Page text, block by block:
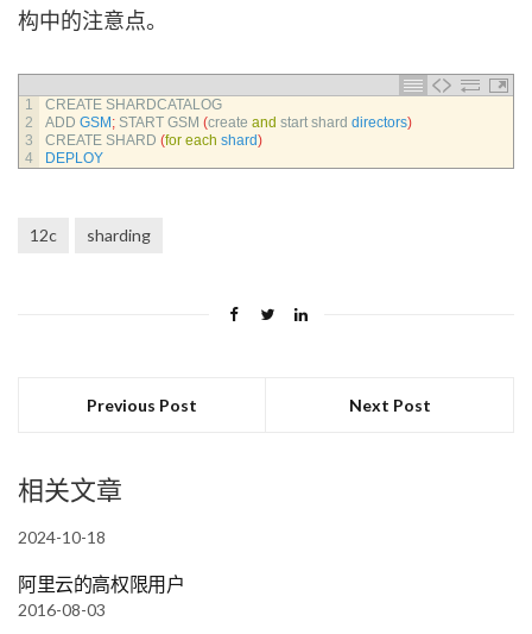
构中的注意点。
1
2
3
4
CREATE SHARDCATALOG
ADD GSM; START GSM (create and start shard directors)
CREATE SHARD (for each shard)
DEPLOY
12c sharding
Previous Post Next Post
相关文章
2024-10-18
阿里云的高权限用户
2016-08-03